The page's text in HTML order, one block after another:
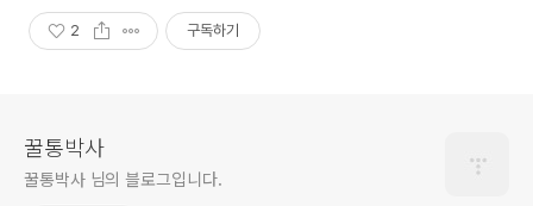
2 구독하기
꿀통박사
꿀통박사 님의 블로그입니다.